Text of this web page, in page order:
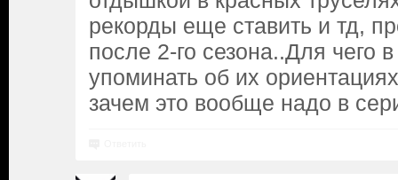
рекорды еще ставить и тд,
после 2-го сезона..Для чего
упоминать об их
зачем это вообще надо в